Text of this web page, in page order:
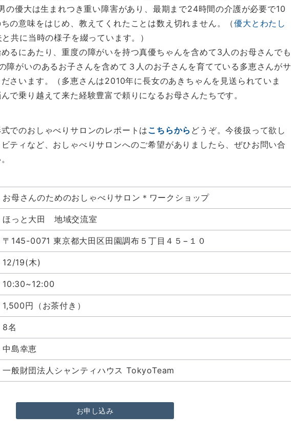
の優大は生まれつき重い障害があり、最期まで24時間の介護が必要で10
の意味をはじめ、教えてくれたことは数え切れません。（優大とわたし
共に当時の様子を綴っています。）
るにあたり、重度の障がいを持つ真優ちゃんを含めて3人のお母さんでも
障がいのあるお子さんを含めて３人のお子さんを育てている多恵さんがサ
さいます。（多恵さんは2010年に長女のあきちゃんを見送られていま
で乗り越えて来た経験豊富で頼りになるお母さんたちです。
でのおしゃべりサロンのレポートはこちらから どうぞ。今後扱って欲し
ティなど、おしゃべりサロンへのご希望がありましたら、ぜひお問い合
お母さんのためのおしゃべりサロン＊ワークショップ
ほっと大田 地域交流室
〒145-0071 東京都大田区田園調布５丁目４５−１０
12/19(木)
10:30~12:00
1,500円（お茶付き）
8名
中島幸恵
一般財団法人シャンティハウス TokyoTeam
お申し込み